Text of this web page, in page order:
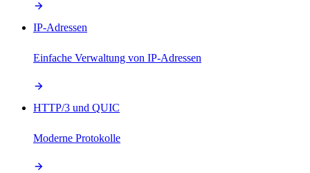
IP-Adressen
Einfache Verwaltung von IP-Adressen
HTTP/3 und QUIC
Moderne Protokolle